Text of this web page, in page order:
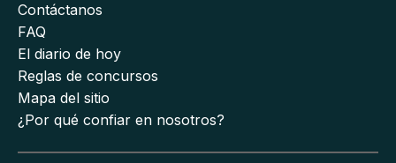
Contáctanos
FAQ
El diario de hoy
Reglas de concursos
Mapa del sitio
¿Por qué confiar en nosotros?